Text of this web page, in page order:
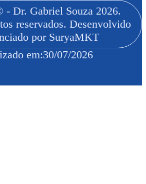
- Dr. Gabriel Souza 2026.
reservados. Desenvolvido
por SuryaMKT
em:30/07/2026